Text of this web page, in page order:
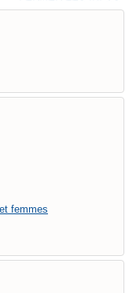
femmes